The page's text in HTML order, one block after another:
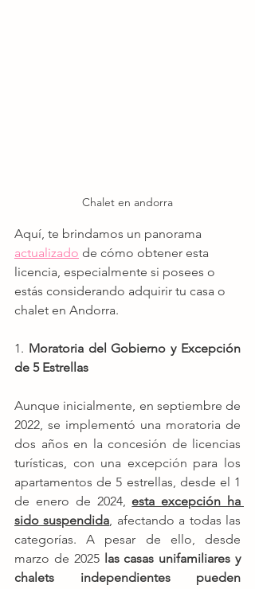
Chalet en andorra
Aquí, te brindamos un panorama
actualizado de cómo obtener esta
licencia, especialmente si posees o
estás considerando adquirir tu casa o
chalet en Andorra.
1. Moratoria del Gobierno y Excepción
de 5 Estrellas
Aunque inicialmente, en septiembre de
2022, se implementó una moratoria de
dos años en la concesión de licencias
turísticas, con una excepción para los
apartamentos de 5 estrellas, desde el 1
de enero de 2024, esta excepción ha
sido suspendida, afectando a todas las
categorías. A pesar de ello, desde
marzo de 2025 las casas unifamiliares y
chalets independientes pueden